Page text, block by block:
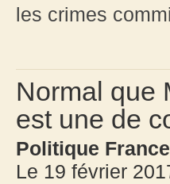
les crimes
Normal que
est une de
Politique France
Le 19 février